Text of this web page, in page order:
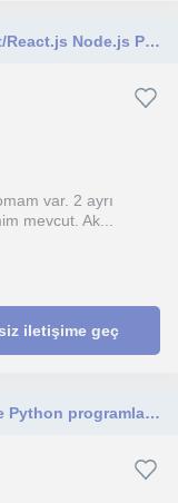
Python, C#, Unity, HTML/CSS/JavaScript/React.js Node.js Programlama dilleri hakkında ve Yapay Zeka ile ilgili Eğitim
var. 2 ayrı
mevcut. Ak...
iletişime geç
Başlangıç ve orta seviyedekiler için C ve Python programlama, veri yapıları, yapay zeka dersleri